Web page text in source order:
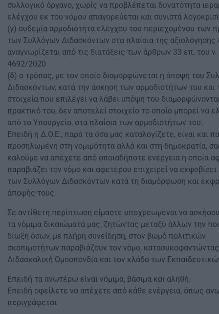
συλλογικό όργανο, χωρίς να προβλέπεται δυνατότητα
ελέγχου εκ του νόμου απαγορεύεται και συνιστά
(γ) ουδεμία αρμοδιότητα ελέγχου του περιεχομένου των
των Συλλόγων Διδασκόντων στα πλαίσια της αξιολόγησης
αναγνωρίζεται από τις διατάξεις των άρθρων 33 επ. του ν.
4692/2020
(δ) ο τρόπος, με τον οποίο διαμορφώνεται η άποψη του
Διδασκόντων, κατά την άσκηση των αρμοδιοτήτων του και
στοιχεία που επιλέγει να λάβει υπόψη του
πρακτικό του, δεν αποτελεί στοιχείο το οποίο μπορεί να
από το Υπουργείο, στα πλαίσια των αρμοδιοτήτων του.
Επειδή η Δ.Ο.Ε., παρά τα όσα μας καταλογίζετε, είναι και
προσηλωμένη στη νομιμότητα αλλά και στη δημοκρατία,
καλούμε να απέχετε από οποιαδήποτε ενέργεια η οποία
παραβιάζει τον νόμο και αφετέρου επιχειρεί να
των Συλλόγων Διδασκόντων κατά τη διαμόρφωση και
άποψής τους.
Σε αντίθετη περίπτωση είμαστε υποχρεωμένοι να
τα νόμιμα δικαιώματά μας, ζητώντας μεταξύ άλλων την
δίωξη όσων, με πλήρη συνείδηση, στον βωμό πολιτικών
σκοπιμοτήτων παραβιάζουν τον νόμο,
Διδασκαλική Ομοσπονδία και τον κλάδο των
Επειδή τα ανωτέρω είναι νόμιμα, βάσιμα και αληθή.
Επειδή οφείλετε να απέχετε από κάθε ενέργεια, όπως
περιγράφεται.